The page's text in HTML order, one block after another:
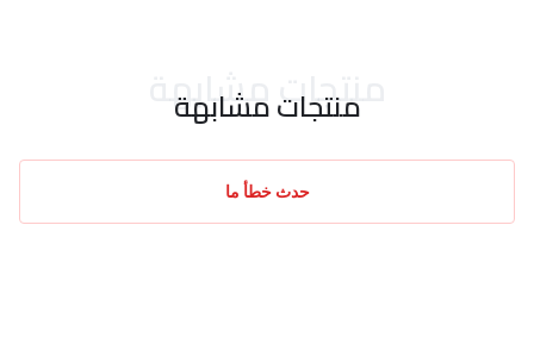
منتجات مشابهة
منتجات مشابهة
حدث خطأ ما